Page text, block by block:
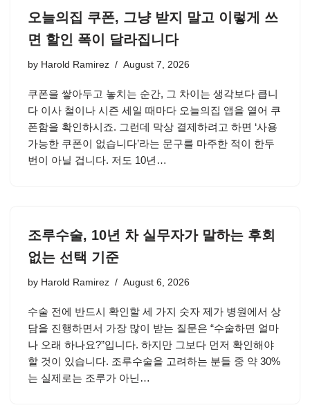
오늘의집 쿠폰, 그냥 받지 말고 이렇게 쓰
면 할인 폭이 달라집니다
by Harold Ramirez August 7, 2026
쿠폰을 쌓아두고 놓치는 순간, 그 차이는 생각보다 큽니
다 이사 철이나 시즌 세일 때마다 오늘의집 앱을 열어 쿠
폰함을 확인하시죠. 그런데 막상 결제하려고 하면 ‘사용
가능한 쿠폰이 없습니다’라는 문구를 마주한 적이 한두
번이 아닐 겁니다. 저도 10년…
조루수술, 10년 차 실무자가 말하는 후회
없는 선택 기준
by Harold Ramirez August 6, 2026
수술 전에 반드시 확인할 세 가지 숫자 제가 병원에서 상
담을 진행하면서 가장 많이 받는 질문은 “수술하면 얼마
나 오래 하나요?”입니다. 하지만 그보다 먼저 확인해야
할 것이 있습니다. 조루수술을 고려하는 분들 중 약 30%
는 실제로는 조루가 아닌…